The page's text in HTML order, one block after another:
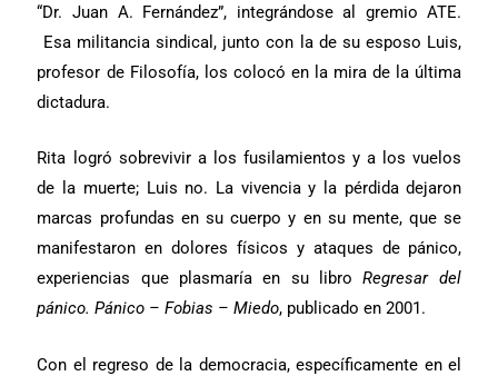
“Dr. Juan A. Fernández”, integrándose al gremio ATE.
Esa militancia sindical, junto con la de su esposo Luis,
profesor de Filosofía, los colocó en la mira de la última
dictadura.
Rita logró sobrevivir a los fusilamientos y a los vuelos
de la muerte; Luis no. La vivencia y la pérdida dejaron
marcas profundas en su cuerpo y en su mente, que se
manifestaron en dolores físicos y ataques de pánico,
experiencias que plasmaría en su libroRegresar del
pánico. Pánico – Fobias – Miedo, publicado en 2001.
Con el regreso de la democracia, específicamente en el